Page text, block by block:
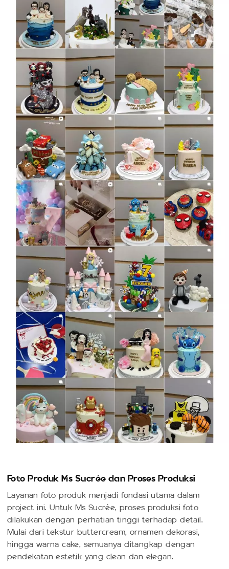
Foto Produk Ms Sucrée dan Proses Produksi
Layanan foto produk menjadi fondasi utama dalam
project ini. Untuk Ms Sucrée, proses produksi foto
dilakukan dengan perhatian tinggi terhadap detail.
Mulai dari tekstur buttercream, ornamen dekorasi,
hingga warna cake, semuanya ditangkap dengan
pendekatan estetik yang clean dan elegan.